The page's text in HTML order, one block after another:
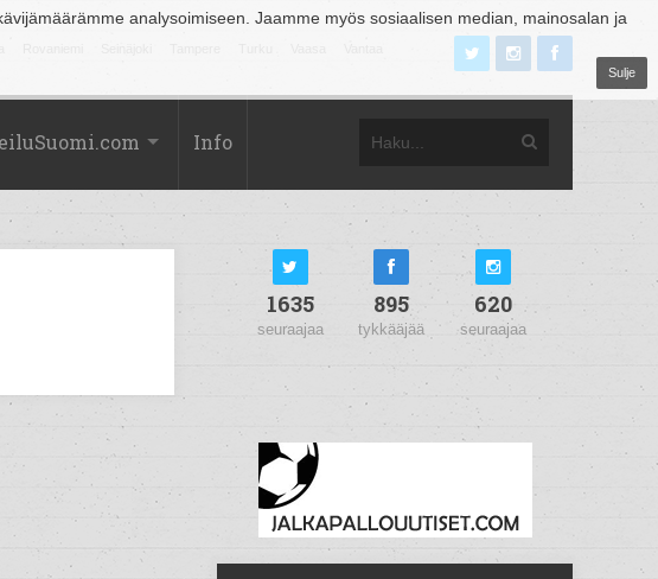
analysoimiseen. Jaamme myös sosiaalisen median, mainosalan ja
Sulje
Info
1635
seuraajaa
895
tykkääjää
620
seuraajaa